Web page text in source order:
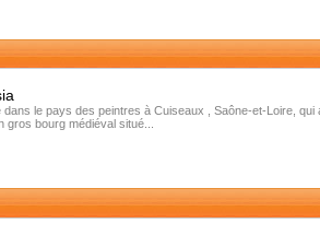
dans le pays des peintres à Cuiseaux , Saône-et-Loire,
gros bourg médiéval situé...